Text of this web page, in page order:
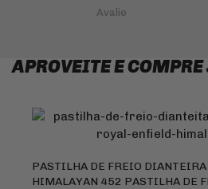
APROVEITE E COMPRE
PASTILHA DE FREIO
HIMALAYAN 452 PASTILHA DE